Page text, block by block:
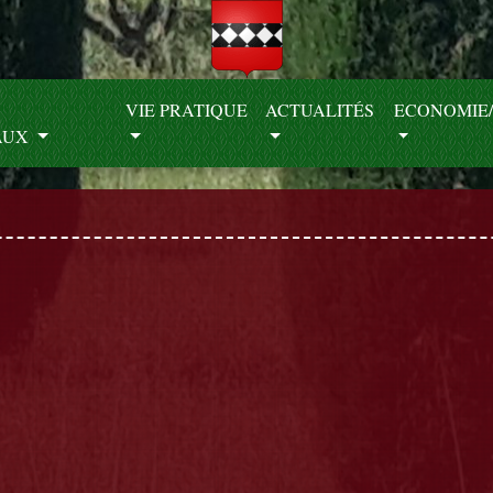
VIE PRATIQUE ACTUALITÉS